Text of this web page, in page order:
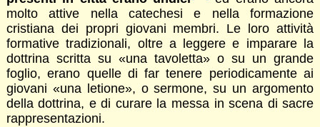
molto attive nella catechesi e nella formazione
cristiana dei propri giovani membri. Le loro attività
formative tradizionali, oltre a leggere e imparare la
dottrina scritta su «una tavoletta» o su un grande
foglio, erano quelle di far tenere periodicamente ai
giovani «una letione», o sermone, su un argomento
della dottrina, e di curare la messa in scena di sacre
rappresentazioni.